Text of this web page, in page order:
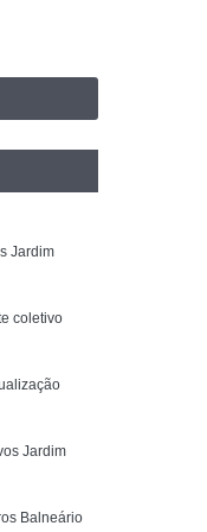
Jardim
coletivo
Jardim
Balneário